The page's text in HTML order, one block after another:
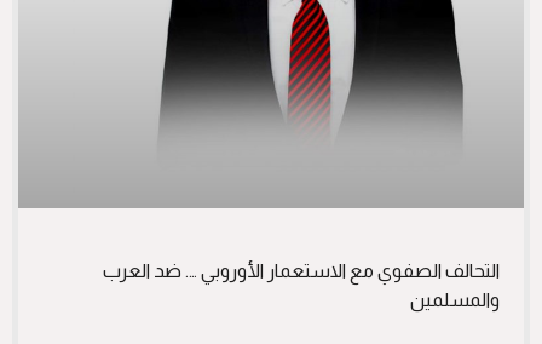
التحالف الصفوي مع الاستعمار الأوروبي …. ضد العرب
والمسلمين